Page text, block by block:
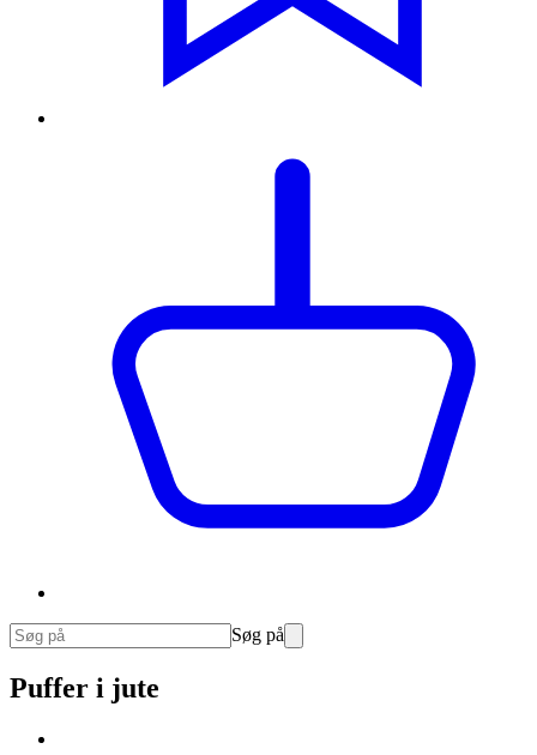
Søg på
Puffer i jute